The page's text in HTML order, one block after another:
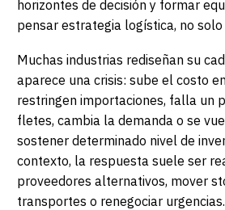
horizontes de decisión y formar
pensar estrategia logística, no solo
Muchas industrias rediseñan su
aparece una crisis: sube el costo
restringen importaciones, falla un
fletes, cambia la demanda o se
sostener determinado nivel de
contexto, la respuesta suele ser
proveedores alternativos, mover
transportes o renegociar urgencias.